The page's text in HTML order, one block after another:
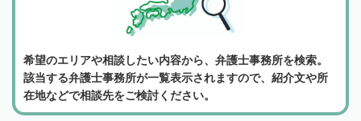
希望のエリアや相談したい内容から、弁護士事務所を検索。
該当する弁護士事務所が一覧表示されますので、紹介文や所
在地などで相談先をご検討ください。